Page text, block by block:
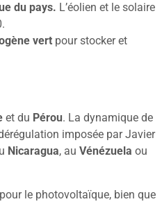
du pays. L’éolien et le solaire
vert pour stocker et
et du Pérou. La dynamique de
imposée par Javier
Nicaragua, au Vénézuela ou
le photovoltaïque, bien que